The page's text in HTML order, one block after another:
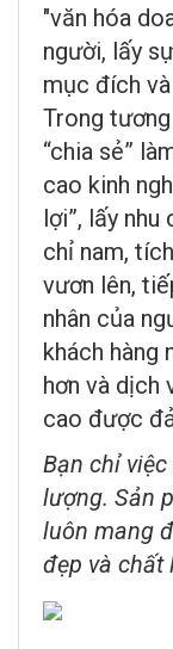
"văn hóa
người, lấy
mục đích
Trong
“chia sẻ”
cao kinh
lợi”, lấy nhu
chỉ nam,
vươn lên,
nhân của
khách hàng
hơn và dịch
cao được
Bạn chỉ
lượng. Sản
luôn mang
đẹp và chất